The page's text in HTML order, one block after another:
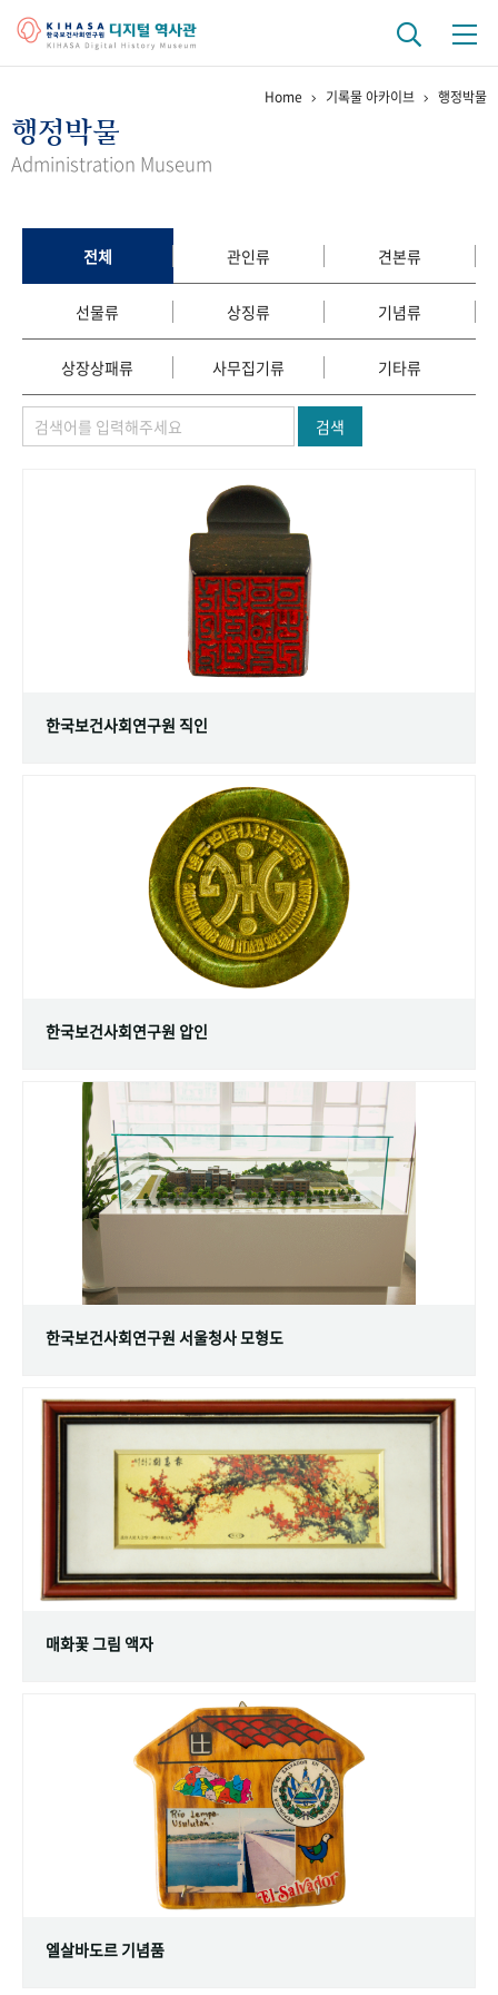
걸어온 길 기관 변천사
정책과 연구 키워드로 보는 연구 역사
연구자들
간행물 변천사
기록물 아카이브
사진 아카이브 문서 기록물 행정박물 영상 기록물
숫자로 보는 50년 50+1
Home 기록물 아카이브 행정박물
행정박물
Administration Museum
전체 관인류 견본류
선물류 상징류 기념류
상장상패류 사무집기류 기타류
검색
한국보건사회연구원 직인
한국보건사회연구원 압인
한국보건사회연구원 서울청사 모형도
매화꽃 그림 액자
엘살바도르 기념품